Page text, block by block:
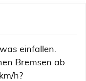
einfallen.
Bremsen ab
h?